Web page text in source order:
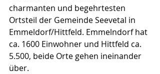
charmanten und begehrtesten
Ortsteil der Gemeinde Seevetal in
Emmeldorf/Hittfeld. Emmelndorf hat
ca. 1600 Einwohner und Hittfeld ca.
5.500, beide Orte gehen ineinander
über.